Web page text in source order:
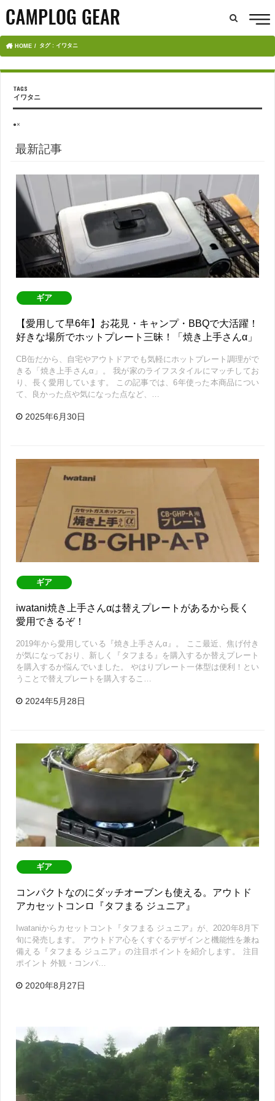
HOME タグ : イワタニ
イワタニ
●×
最新記事
ギア
【愛用して早6年】お花見・キャンプ・BBQで大活躍！
好きな場所でホットプレート三昧！「焼き上手さんα」
CB缶だから、自宅やアウトドアでも気軽にホットプレート調理がで
きる「焼き上手さんα」。 我が家のライフスタイルにマッチしてお
り、長く愛用しています。 この記事では、6年使った本商品につい
て、良かった点や気になった点など、…
2025年6月30日
ギア
iwatani焼き上手さんαは替えプレートがあるから長く
愛用できるぞ！
2019年から愛用している『焼き上手さんα』。 ここ最近、焦げ付き
が気になっており、新しく『タフまる』を購入するか替えプレート
を購入するか悩んでいました。 やはりプレート一体型は便利！とい
うことで替えプレートを購入するこ…
2024年5月28日
ギア
コンパクトなのにダッチオーブンも使える。アウトド
アカセットコンロ『タフまる ジュニア』
Iwataniからカセットコント『タフまる ジュニア』が、2020年8月下
旬に発売します。 アウトドア心をくすぐるデザインと機能性を兼ね
備える『タフまる ジュニア』の注目ポイントを紹介します。 注目
ポイント 外観・コンパ…
2020年8月27日